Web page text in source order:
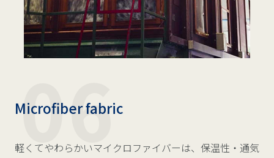
Microfiber fabric
軽くてやわらかいマイクロファイバーは、保温性・通気